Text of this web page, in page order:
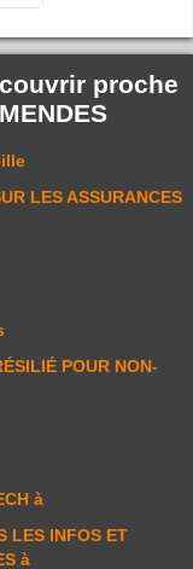
proche
LES ASSURANCES
POUR NON-
à
LES INFOS ET
à